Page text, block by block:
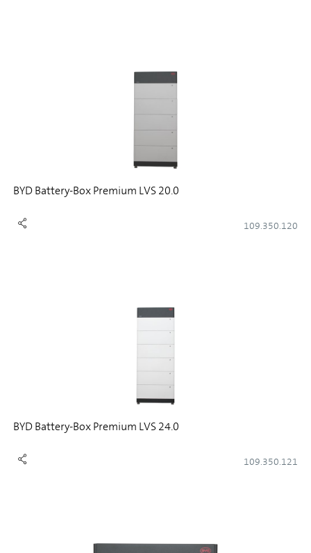
BYD Battery-Box Premium LVS 20.0
109.350.120
BYD Battery-Box Premium LVS 24.0
109.350.121